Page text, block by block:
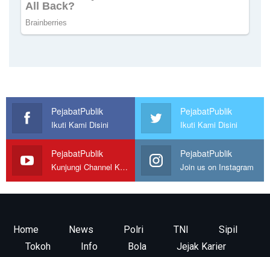
PejabatPublik
Ikuti Kami Disini
PejabatPublik
Ikuti Kami Disini
PejabatPublik
Kunjungi Channel Kami
PejabatPublik
Join us on Instagram
Home News Polri TNI
Sipil
Tokoh
Info Bola Jejak Karier